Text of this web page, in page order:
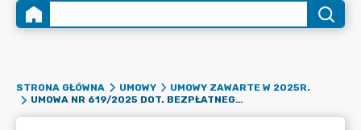
STRONA GŁÓWNA UMOWY
UMOWY ZAWARTE W 2025R.
UMOWA NR 619/2025 DOT. BEZPŁATNEGO PRZEKAZANIA DO EKSPLOATACJI OBIEKTU, W SKŁAD KTÓREGO WCHODZI KŁADKA TECHNOLOGICZNA PRZEZ RZEKĘ NAREW, NA OKRES OD DNIA 20.09.2025 R. DO DNIA 31.12.2026 R.